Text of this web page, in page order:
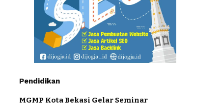
Pendidikan
MGMP Kota Bekasi Gelar Seminar